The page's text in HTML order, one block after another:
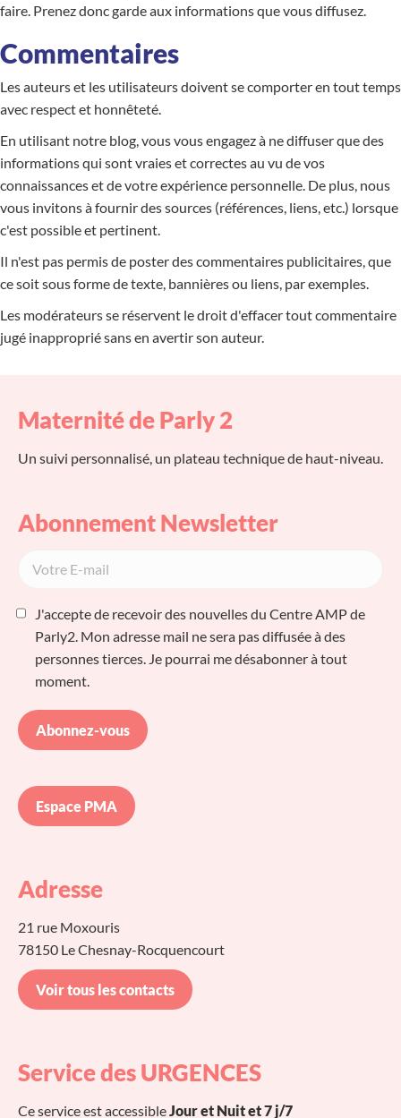
faire. Prenez donc garde aux informations que vous diffusez.
Commentaires
Les auteurs et les utilisateurs doivent se comporter en tout temps
avec respect et honnêteté.
En utilisant notre blog, vous vous engagez à ne diffuser que des
informations qui sont vraies et correctes au vu de vos
connaissances et de votre expérience personnelle. De plus, nous
vous invitons à fournir des sources (références, liens, etc.) lorsque
c'est possible et pertinent.
Il n'est pas permis de poster des commentaires publicitaires, que
ce soit sous forme de texte, bannières ou liens, par exemples.
Les modérateurs se réservent le droit d'effacer tout commentaire
jugé inapproprié sans en avertir son auteur.
Maternité de Parly 2
Un suivi personnalisé, un plateau technique de haut-niveau.
Abonnement Newsletter
J'accepte de recevoir des nouvelles du Centre AMP de
Parly2. Mon adresse mail ne sera pas diffusée à des
personnes tierces. Je pourrai me désabonner à tout
moment.
Abonnez-vous
Espace PMA
Adresse
21 rue Moxouris
78150 Le Chesnay-Rocquencourt
Voir tous les contacts
Service des URGENCES
Ce service est accessible Jour et Nuit et 7 j/7